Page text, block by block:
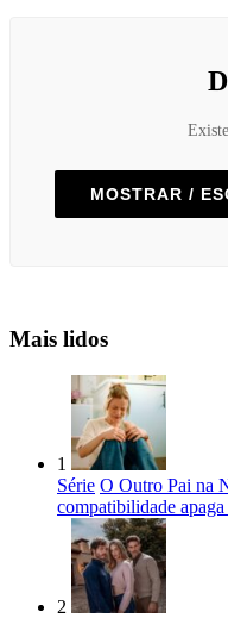
MOSTRAR /
Mais lidos
1
Série O Outro Pai na
compatibilidade
2